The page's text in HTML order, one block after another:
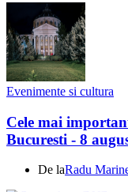
Evenimente si cultura
Cele mai
Bucuresti - 8
De laRadu